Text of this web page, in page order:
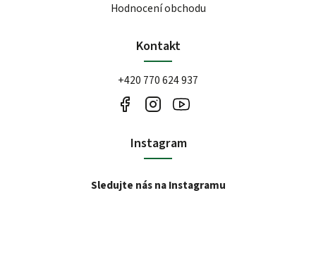
Hodnocení obchodu
Kontakt
+420 770 624 937
Instagram
Sledujte nás na Instagramu